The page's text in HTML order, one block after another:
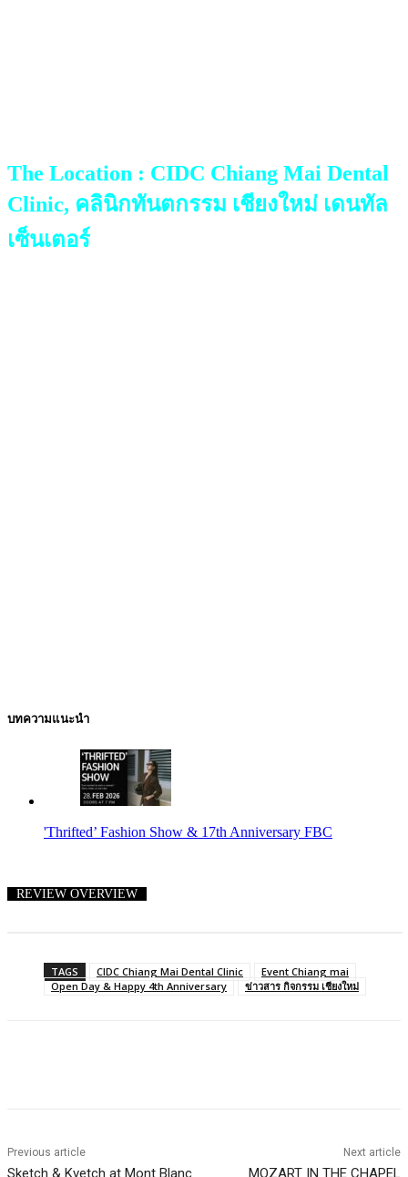
The Location : CIDC Chiang Mai Dental
Clinic, คลินิกทันตกรรม เชียงใหม่ เดนทัล
เซ็นเตอร์
บทความแนะนำ
'Thrifted’ Fashion Show & 17th Anniversary FBC
REVIEW OVERVIEW
TAGS CIDC Chiang Mai Dental Clinic
Event Chiang mai
Open Day & Happy 4th Anniversary
ข่าวสาร กิจกรรม เชียงใหม่
Previous article
Sketch & Kvetch at Mont Blanc
Next article
MOZART IN THE CHAPEL